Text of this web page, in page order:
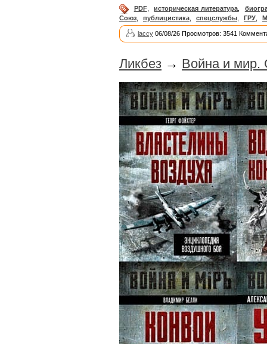
PDF, историческая литература
Союз
публицистика спецслужбы ГРУ
laccy 06/08/26 Просмотров: 3541
Ликбез → Война и мир.